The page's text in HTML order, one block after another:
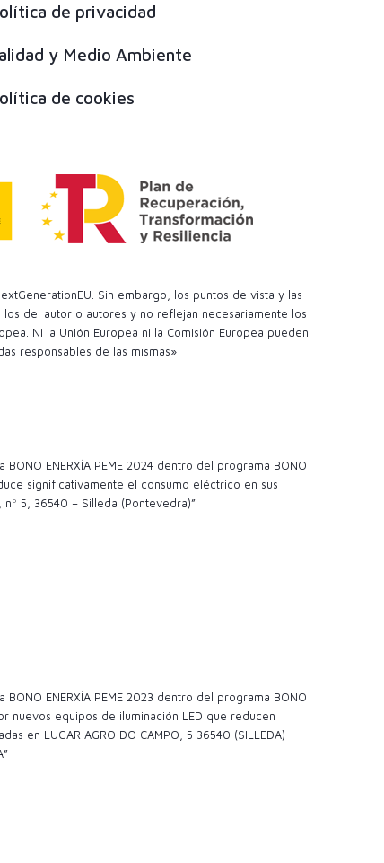
de privacidad
y Medio Ambiente
de cookies
Sin embargo, los puntos de vista y las
del autor o autores y no reflejan necesariamente los
Ni la Unión Europea ni la Comisión Europea pueden
responsables de las mismas»
ENERXÍA PEME 2024 dentro del programa BONO
significativamente el consumo eléctrico en sus
5, 36540 – Silleda (Pontevedra)”
ENERXÍA PEME 2023 dentro del programa BONO
nuevos equipos de iluminación LED que reducen
en LUGAR AGRO DO CAMPO, 5 36540 (SILLEDA)